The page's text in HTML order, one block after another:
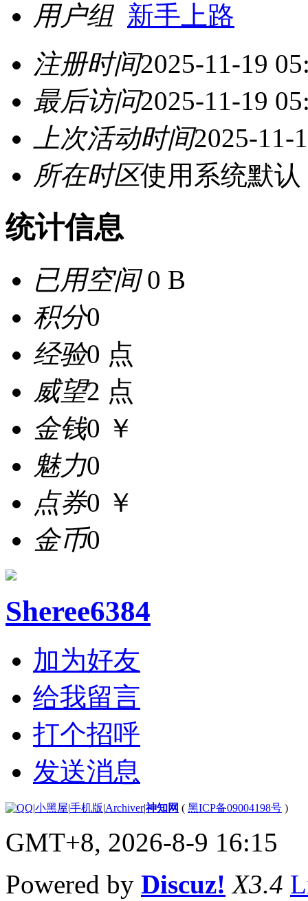
用户组 新手上路
注册时间2025-11-19
最后访问2025-11-19
上次活动时间2025-11-
所在时区使用系统默认
统计信息
已用空间0 B
积分0
经验0 点
威望2 点
金钱0 ￥
魅力0
点券0 ￥
金币0
Sheree6384
加为好友
给我留言
打个招呼
发送消息
|小黑屋|手机版|Archiver|神知网 ( 黑ICP备09004198号 )
GMT+8, 2026-8-9 16:15
Powered by Discuz! X3.4